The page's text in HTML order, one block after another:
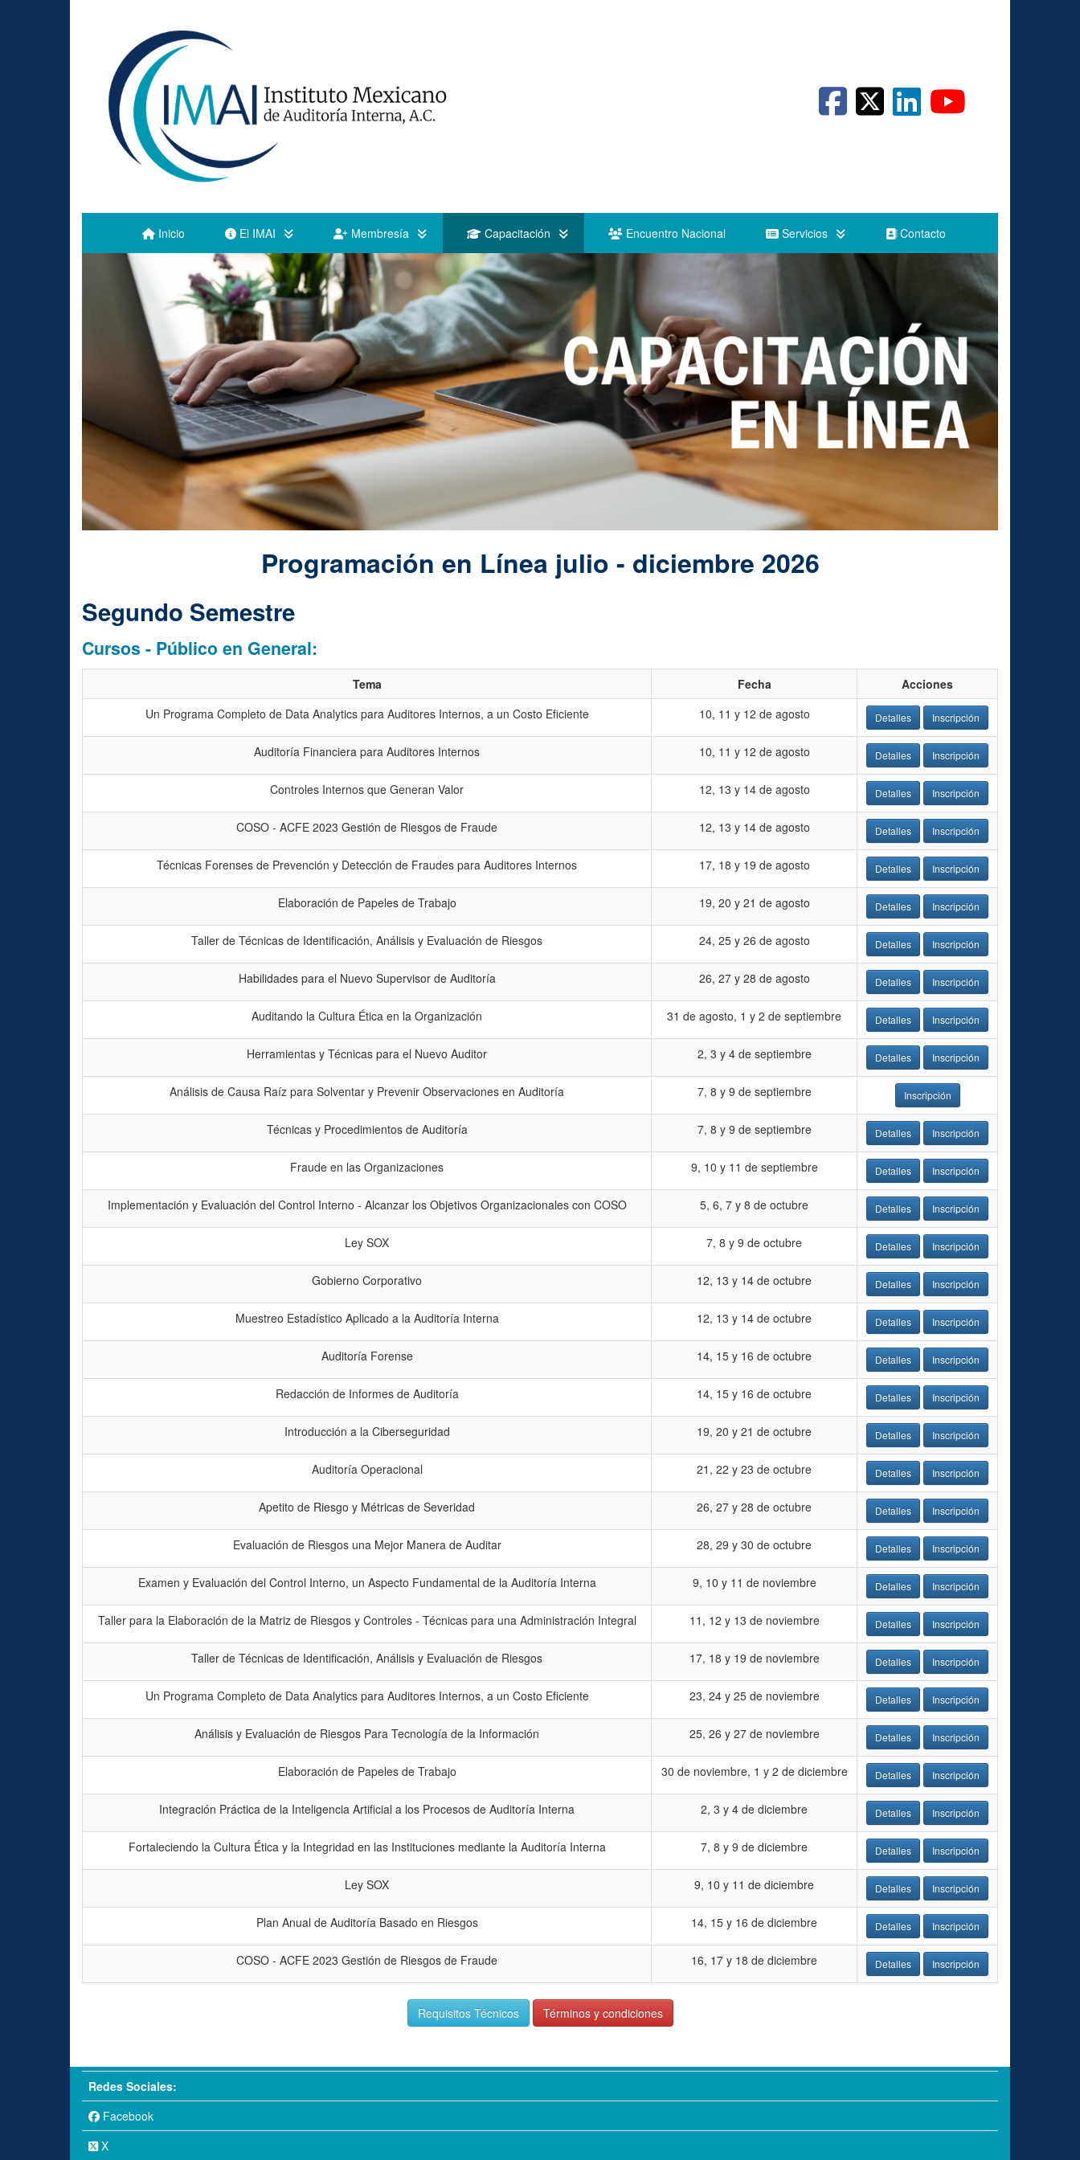
Inicio El IMAI Membresía Capacitación Encuentro Nacional Servicios Contacto
Programación en Línea julio - diciembre 2026
Segundo Semestre
Cursos - Público en General:
Tema Fecha
Acciones
Un Programa Completo de Data Analytics para Auditores Internos, a un Costo Eficiente
10, 11 y 12 de agosto Detalles Inscripción
Auditoría Financiera para Auditores Internos 10, 11 y 12 de agosto Detalles Inscripción
Controles Internos que Generan Valor 12, 13 y 14 de agosto Detalles Inscripción
COSO - ACFE 2023 Gestión de Riesgos de Fraude 12, 13 y 14 de agosto Detalles Inscripción
Técnicas Forenses de Prevención y Detección de Fraudes para Auditores Internos 17, 18 y 19 de agosto Detalles Inscripción
Elaboración de Papeles de Trabajo 19, 20 y 21 de agosto Detalles Inscripción
Taller de Técnicas de Identificación, Análisis y Evaluación de Riesgos 24, 25 y 26 de agosto Detalles Inscripción
Habilidades para el Nuevo Supervisor de Auditoría 26, 27 y 28 de agosto Detalles Inscripción
Auditando la Cultura Ética en la Organización 31 de agosto, 1 y 2 de septiembre Detalles Inscripción
Herramientas y Técnicas para el Nuevo Auditor 2, 3 y 4 de septiembre Detalles Inscripción
Análisis de Causa Raíz para Solventar y Prevenir Observaciones en Auditoría 7, 8 y 9 de septiembre Inscripción
Técnicas y Procedimientos de Auditoría 7, 8 y 9 de septiembre Detalles Inscripción
Fraude en las Organizaciones 9, 10 y 11 de septiembre Detalles Inscripción
Implementación y Evaluación del Control Interno - Alcanzar los Objetivos Organizacionales con COSO 5, 6, 7 y 8 de octubre Detalles Inscripción
Ley SOX 7, 8 y 9 de octubre Detalles Inscripción
Gobierno Corporativo 12, 13 y 14 de octubre Detalles Inscripción
Muestreo Estadístico Aplicado a la Auditoría Interna 12, 13 y 14 de octubre Detalles Inscripción
Auditoría Forense 14, 15 y 16 de octubre Detalles Inscripción
Redacción de Informes de Auditoría 14, 15 y 16 de octubre Detalles Inscripción
Introducción a la Ciberseguridad 19, 20 y 21 de octubre Detalles Inscripción
Auditoría Operacional 21, 22 y 23 de octubre Detalles Inscripción
Apetito de Riesgo y Métricas de Severidad 26, 27 y 28 de octubre Detalles Inscripción
Evaluación de Riesgos una Mejor Manera de Auditar 28, 29 y 30 de octubre Detalles Inscripción
Examen y Evaluación del Control Interno, un Aspecto Fundamental de la Auditoría Interna 9, 10 y 11 de noviembre Detalles Inscripción
Taller para la Elaboración de la Matriz de Riesgos y Controles - Técnicas para una Administración Integral 11, 12 y 13 de noviembre Detalles Inscripción
Taller de Técnicas de Identificación, Análisis y Evaluación de Riesgos 17, 18 y 19 de noviembre Detalles Inscripción
Un Programa Completo de Data Analytics para Auditores Internos, a un Costo Eficiente 23, 24 y 25 de noviembre Detalles Inscripción
Análisis y Evaluación de Riesgos Para Tecnología de la Información 25, 26 y 27 de noviembre Detalles Inscripción
Elaboración de Papeles de Trabajo 30 de noviembre, 1 y 2 de diciembre Detalles Inscripción
Integración Práctica de la Inteligencia Artificial a los Procesos de Auditoría Interna 2, 3 y 4 de diciembre Detalles Inscripción
Fortaleciendo la Cultura Ética y la Integridad en las Instituciones mediante la Auditoría Interna 7, 8 y 9 de diciembre Detalles Inscripción
Ley SOX 9, 10 y 11 de diciembre Detalles Inscripción
Plan Anual de Auditoría Basado en Riesgos 14, 15 y 16 de diciembre Detalles Inscripción
COSO - ACFE 2023 Gestión de Riesgos de Fraude 16, 17 y 18 de diciembre Detalles Inscripción
Requisitos Técnicos Términos y condiciones
Redes Sociales:
Facebook
X